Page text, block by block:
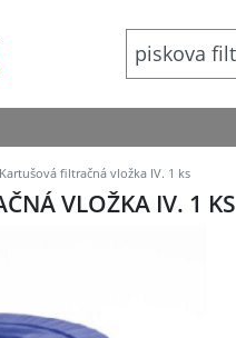
filtračná vložka IV. 1 ks
VLOŽKA IV. 1 KS